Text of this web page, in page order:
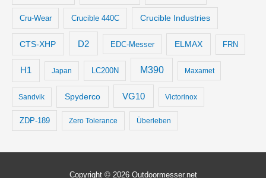
Cru-Wear Crucible 440C Crucible Industries
CTS-XHP D2 EDC-Messer ELMAX FRN
H1 Japan LC200N M390 Maxamet
Sandvik Spyderco VG10 Victorinox
ZDP-189 Zero Tolerance Überleben
Copyright © 2026 Outdoormesser.net